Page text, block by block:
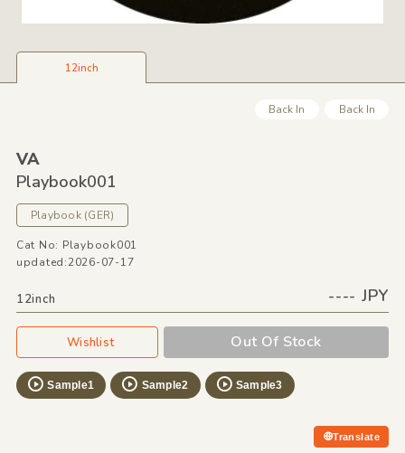
12inch
Back In Back In
VA
Playbook001
Playbook (GER)
Cat No: Playbook001
updated:2026-07-17
12inch ---- JPY
Wishlist Out Of Stock
Sample1 Sample2 Sample3
Translate